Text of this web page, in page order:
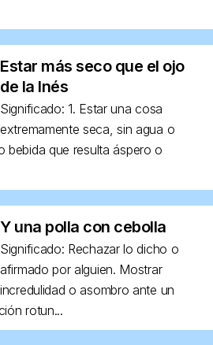
Estar más seco que el ojo
de la Inés
Significado: 1. Estar una cosa
extremamente seca, sin agua o
bebida que resulta áspero o
Y una polla con cebolla
Significado: Rechazar lo dicho o
afirmado por alguien. Mostrar
incredulidad o asombro ante un
rotun...